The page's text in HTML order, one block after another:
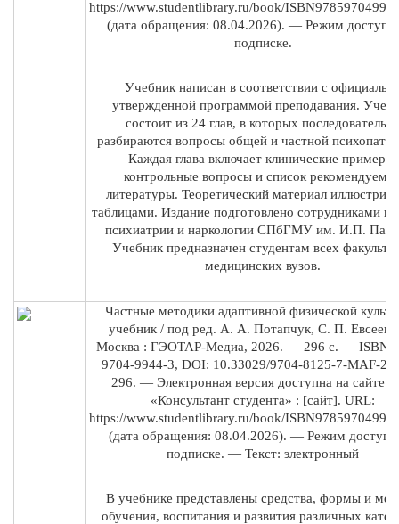
https://www.studentlibrary.ru/book/
(дата обращения: 08.04.2026). — Режим доступа
подписке.
Учебник написан в соответствии с
утвержденной программой преподавания.
состоит из 24 глав, в которых
разбираются вопросы общей и частной
Каждая глава включает клинические примеры,
контрольные вопросы и список
литературы. Теоретический материал
таблицами. Издание подготовлено сотрудниками
психиатрии и наркологии СПбГМУ им. И.П.
Учебник предназначен студентам всех
медицинских вузов.
Частные методики адаптивной физической
учебник / под ред. А. А. Потапчук, С. П.
Москва : ГЭОТАР-Медиа, 2026. — 296 с. — ISBN
9704-9944-3, DOI: 10.33029/9704-8125-7-MAF-
296. — Электронная версия доступна на сайте
«Консультант студента» : [сайт]. URL:
https://www.studentlibrary.ru/book/
(дата обращения: 08.04.2026). — Режим
подписке. — Текст: электронный
В учебнике представлены средства, формы и
обучения, воспитания и развития различных